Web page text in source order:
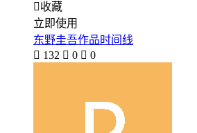
收藏
立即使用
东野圭吾作品时间线
 132  0  0